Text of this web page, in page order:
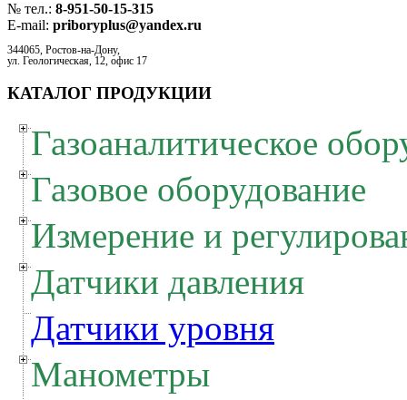
№ тел.: 8-951-50-15-315
E-mail: priboryplus@yandex.ru
344065, Ростов-на-Дону,
ул. Геологическая, 12, офис 17
КАТАЛОГ ПРОДУКЦИИ
Газоаналитическое
Газовое оборудование
Измерение и
Датчики давления
Датчики уровня
Манометры